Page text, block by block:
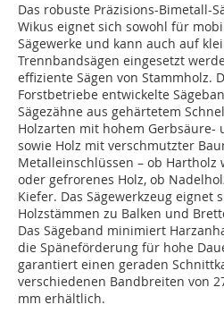
Das robuste Präzisions-Bimetall-
Wikus eignet sich sowohl für
Sägewerke und kann auch auf
Trennbandsägen eingesetzt
effiziente Sägen von Stammholz.
Forstbetriebe entwickelte
Sägezähne aus gehärtetem
Holzarten mit hohem Gerbsäure-
sowie Holz mit verschmutzter
Metalleinschlüssen – ob Hartholz
oder gefrorenes Holz, ob
Kiefer. Das Sägewerkzeug eignet
Holzstämmen zu Balken und
Das Sägeband minimiert
die Späneförderung für hohe
garantiert einen geraden
verschiedenen Bandbreiten von
mm erhältlich.